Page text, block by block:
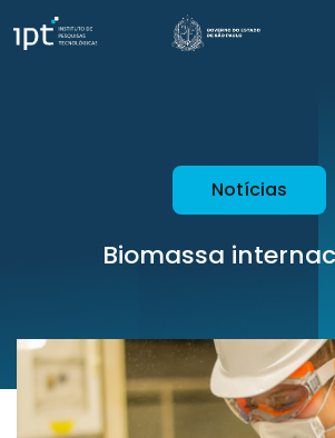
Notícias
Biomassa